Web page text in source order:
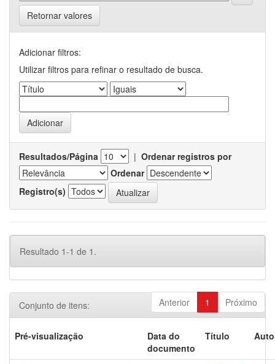
Retornar valores
Adicionar filtros:
Utilizar filtros para refinar o resultado de busca.
Resultados/Página | Ordenar registros por
Ordenar
Registro(s)
Resultado 1-1 de 1.
Anterior 1 Próximo
Conjunto de itens:
Pré-visualização
Data do
documento
Título